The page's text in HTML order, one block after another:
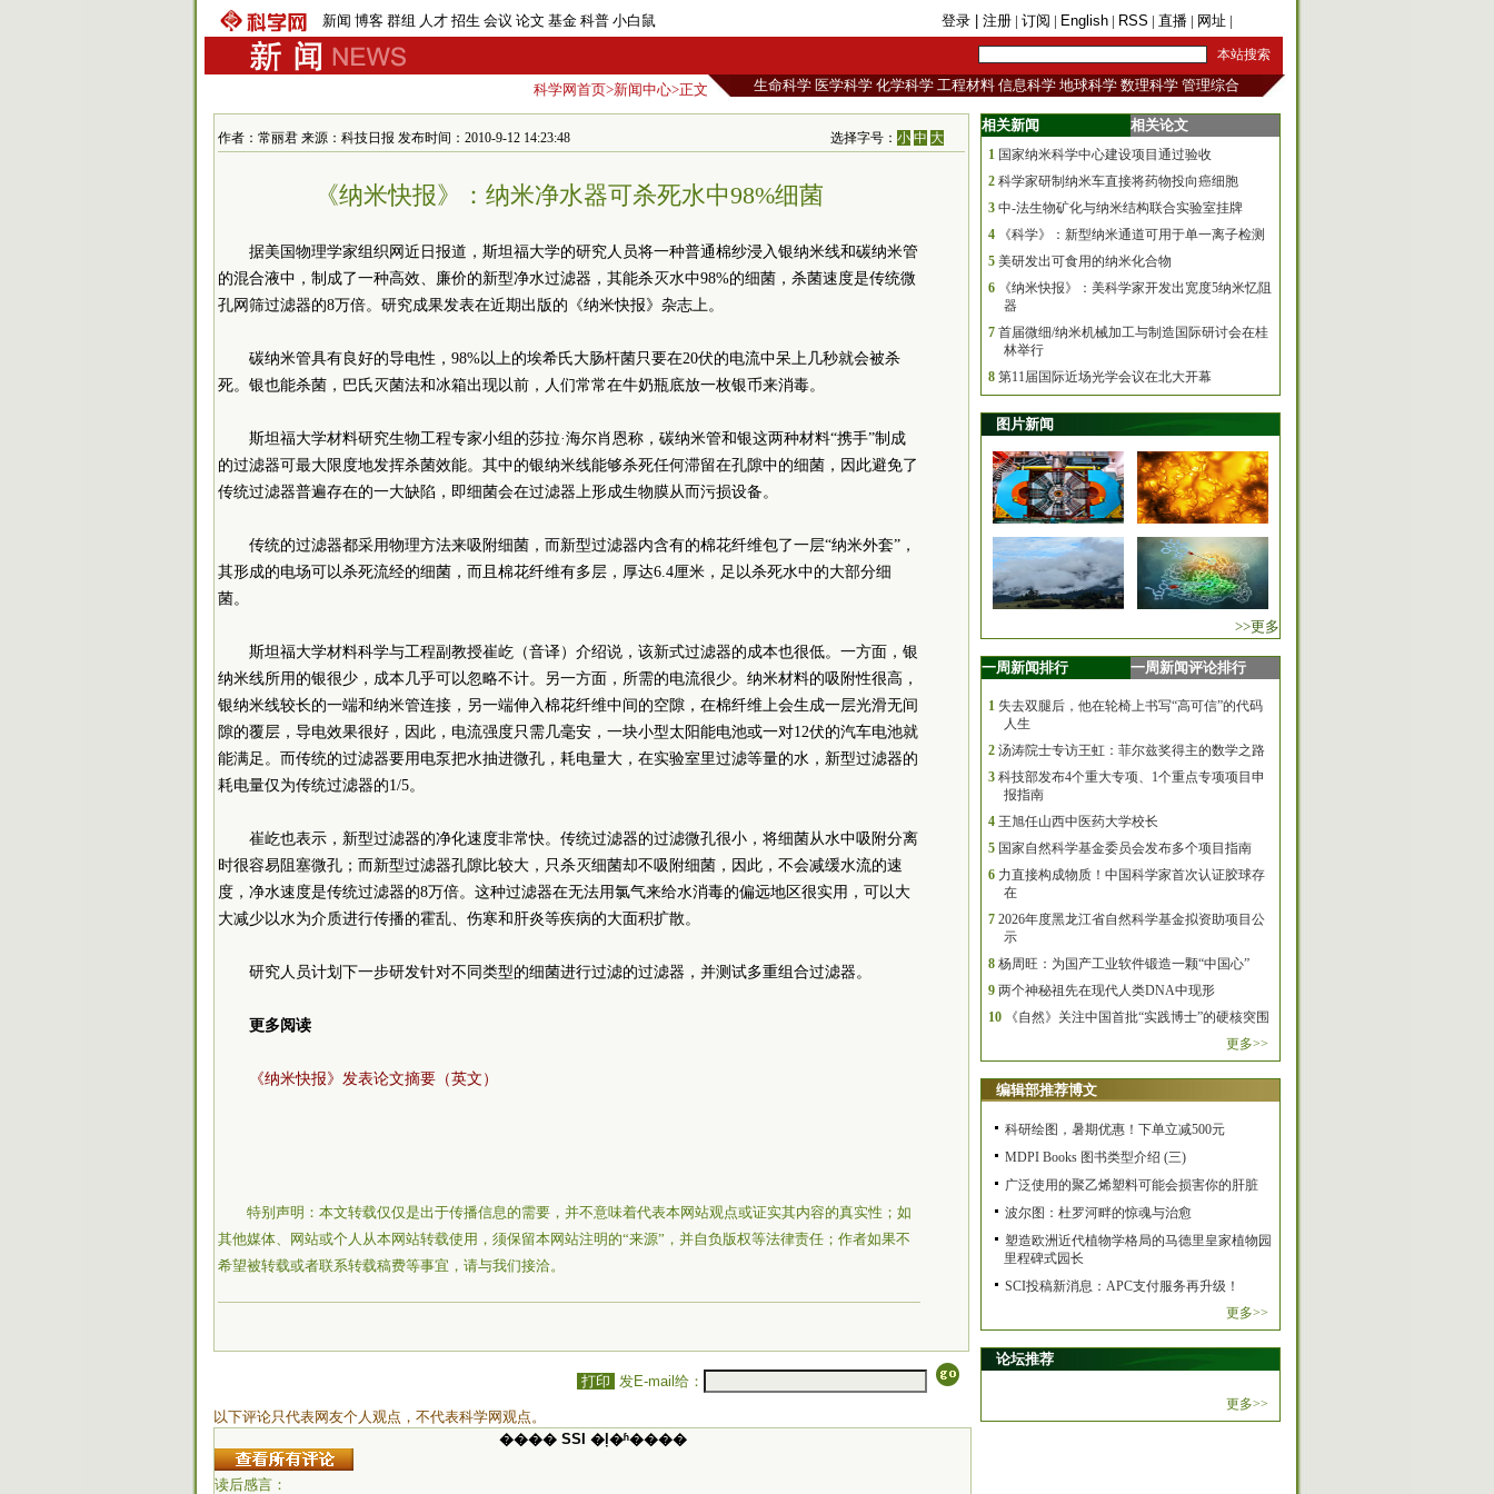
新闻 博客 群组 人才 招生 会议 论文 基金 科普 小白鼠 登录 | 注册 | 订阅 | English | RSS | 直播 | 网址 |
科学网首页>新闻中心>正文 生命科学 医学科学 化学科学 工程材料 信息科学 地球科学 数理科学 管理综合
作者：常丽君 来源：科技日报 发布时间：2010-9-12 14:23:48 选择字号：小 中 大
《纳米快报》：纳米净水器可杀死水中98%细菌
据美国物理学家组织网近日报道，斯坦福大学的研究人员将一种普通棉纱浸入银纳米线和碳纳米管
的混合液中，制成了一种高效、廉价的新型净水过滤器，其能杀灭水中98%的细菌，杀菌速度是传统微
孔网筛过滤器的8万倍。研究成果发表在近期出版的《纳米快报》杂志上。
碳纳米管具有良好的导电性，98%以上的埃希氏大肠杆菌只要在20伏的电流中呆上几秒就会被杀
死。银也能杀菌，巴氏灭菌法和冰箱出现以前，人们常常在牛奶瓶底放一枚银币来消毒。
斯坦福大学材料研究生物工程专家小组的莎拉·海尔肖恩称，碳纳米管和银这两种材料“携手”制成
的过滤器可最大限度地发挥杀菌效能。其中的银纳米线能够杀死任何滞留在孔隙中的细菌，因此避免了
传统过滤器普遍存在的一大缺陷，即细菌会在过滤器上形成生物膜从而污损设备。
传统的过滤器都采用物理方法来吸附细菌，而新型过滤器内含有的棉花纤维包了一层“纳米外套”，
其形成的电场可以杀死流经的细菌，而且棉花纤维有多层，厚达6.4厘米，足以杀死水中的大部分细
菌。
斯坦福大学材料科学与工程副教授崔屹（音译）介绍说，该新式过滤器的成本也很低。一方面，银
纳米线所用的银很少，成本几乎可以忽略不计。另一方面，所需的电流很少。纳米材料的吸附性很高，
银纳米线较长的一端和纳米管连接，另一端伸入棉花纤维中间的空隙，在棉纤维上会生成一层光滑无间
隙的覆层，导电效果很好，因此，电流强度只需几毫安，一块小型太阳能电池或一对12伏的汽车电池就
能满足。而传统的过滤器要用电泵把水抽进微孔，耗电量大，在实验室里过滤等量的水，新型过滤器的
耗电量仅为传统过滤器的1/5。
崔屹也表示，新型过滤器的净化速度非常快。传统过滤器的过滤微孔很小，将细菌从水中吸附分离
时很容易阻塞微孔；而新型过滤器孔隙比较大，只杀灭细菌却不吸附细菌，因此，不会减缓水流的速
度，净水速度是传统过滤器的8万倍。这种过滤器在无法用氯气来给水消毒的偏远地区很实用，可以大
大减少以水为介质进行传播的霍乱、伤寒和肝炎等疾病的大面积扩散。
研究人员计划下一步研发针对不同类型的细菌进行过滤的过滤器，并测试多重组合过滤器。
更多阅读
《纳米快报》发表论文摘要（英文）
特别声明：本文转载仅仅是出于传播信息的需要，并不意味着代表本网站观点或证实其内容的真实性；如
其他媒体、网站或个人从本网站转载使用，须保留本网站注明的“来源”，并自负版权等法律责任；作者如果不
希望被转载或者联系转载稿费等事宜，请与我们接洽。
打印 发E-mail给：
以下评论只代表网友个人观点，不代表科学网观点。
���� SSI �ļ�ʱ����
读后感言：
相关新闻 相关论文
1 国家纳米科学中心建设项目通过验收
2 科学家研制纳米车直接将药物投向癌细胞
3 中-法生物矿化与纳米结构联合实验室挂牌
4
《科学》：新型纳米通道可用于单一离子检测
5 美研发出可食用的纳米化合物
6
《纳米快报》：美科学家开发出宽度5纳米忆阻
器
7 首届微细/纳米机械加工与制造国际研讨会在桂
林举行
8 第11届国际近场光学会议在北大开幕
图片新闻
>>更多
一周新闻排行 一周新闻评论排行
1 失去双腿后，他在轮椅上书写“高可信”的代码
人生
2 汤涛院士专访王虹：菲尔兹奖得主的数学之路
3 科技部发布4个重大专项、1个重点专项项目申
报指南
4 王旭任山西中医药大学校长
5 国家自然科学基金委员会发布多个项目指南
6 力直接构成物质！中国科学家首次认证胶球存
在
7 2026年度黑龙江省自然科学基金拟资助项目公
示
8 杨周旺：为国产工业软件锻造一颗“中国心”
9 两个神秘祖先在现代人类DNA中现形
10
《自然》关注中国首批“实践博士”的硬核突围
更多>>
编辑部推荐博文
科研绘图，暑期优惠！下单立减500元
MDPI Books 图书类型介绍 (三)
广泛使用的聚乙烯塑料可能会损害你的肝脏
波尔图：杜罗河畔的惊魂与治愈
塑造欧洲近代植物学格局的马德里皇家植物园
里程碑式园长
SCI投稿新消息：APC支付服务再升级！
更多>>
论坛推荐
更多>>